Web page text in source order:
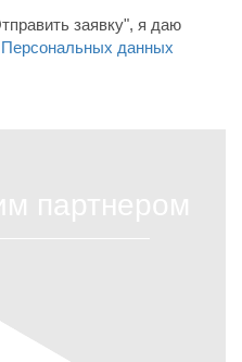
заявку", я даю
Персональных данных